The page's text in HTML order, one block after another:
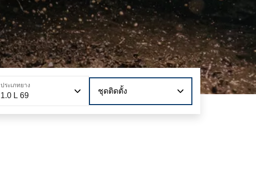
ประเภทยาง
1.0 L 69
ชุดติดตั้ง